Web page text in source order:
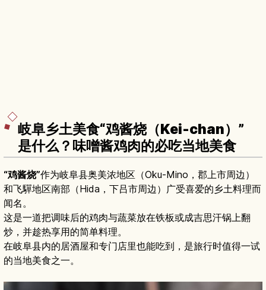
岐阜乡土美食“鸡酱烧（Kei-chan）”
是什么？味噌酱鸡肉的必吃当地美食
“鸡酱烧”作为岐阜县奥美浓地区（Oku-Mino，郡上市周边）
和飞驒地区南部（Hida，下吕市周边）广受喜爱的乡土料理而
闻名。
这是一道把调味后的鸡肉与蔬菜放在铁板或成吉思汗锅上翻
炒，并趁热享用的简单料理。
在岐阜县内的居酒屋和专门店里也能吃到，是旅行时值得一试
的当地美食之一。